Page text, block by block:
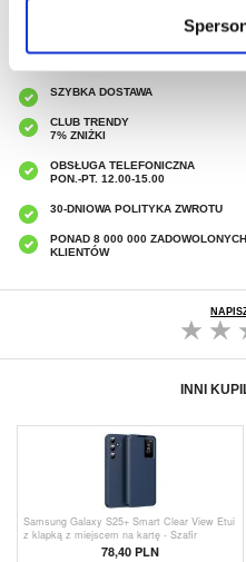
SZYBKA DOSTAWA
CLUB TRENDY
7% ZNIŻKI
OBSŁUGA TELEFONICZNA
PON.-PT. 12.00-15.00
30-DNIOWA POLITYKA ZWROTU
PONAD 8 000 000 ZADOWOLONYCH
KLIENTÓW
INNI
Samsung Galaxy S25+ Smart Clear View Etui
z klapką z miejscem na kartę - Szafir
78,40 PLN